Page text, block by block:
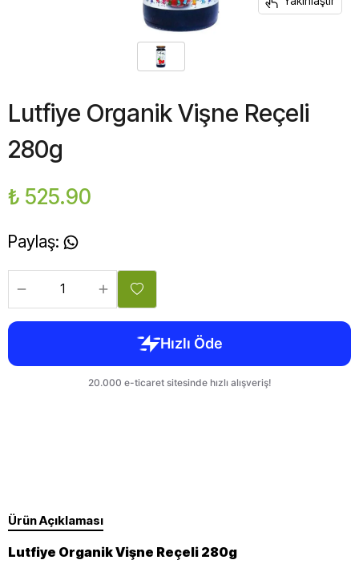
Lutfiye Organik Vişne Reçeli
280g
₺ 525.90
Paylaş:
Ürün Açıklaması
Lutfiye Organik Vişne Reçeli 280g